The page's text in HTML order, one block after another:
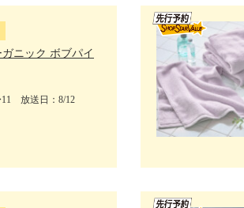
ニック ボブパイ
11 放送日：8/12